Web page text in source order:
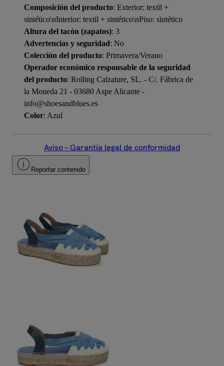
Composición del producto: Exterior: textil +
sintético\nInterior: textil + sintético\nPiso: sintético
Altura del tacón (zapatos): 3
Advertencias y seguridad: No
Colección del producto: Primavera/Verano
Operador económico responsable de la seguridad
del producto: Rolling Calzature, SL. - C/. Fábrica de
la Moneda 21 - 03680 Aspe Alicante -
info@shoesandblues.es
Color: Azul
Aviso – Garantía legal de conformidad
Reportar contenido